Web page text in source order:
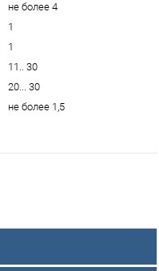
не более 4
1
1
11.. 30
20... 30
не более 1,5